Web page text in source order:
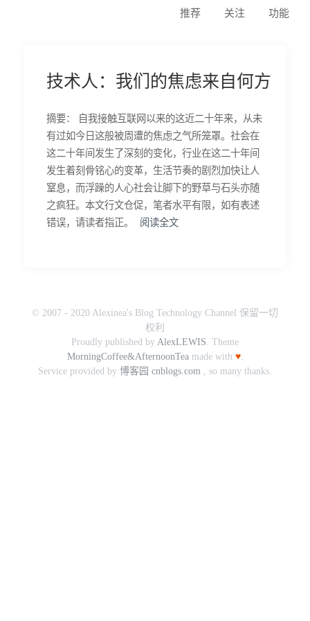
推荐 关注 功能
技术人：我们的焦虑来自何方
摘要： 自我接触互联网以来的这近二十年来，从未
有过如今日这般被周遭的焦虑之气所笼罩。社会在
这二十年间发生了深刻的变化，行业在这二十年间
发生着刻骨铭心的变革，生活节奏的剧烈加快让人
窒息，而浮躁的人心社会让脚下的野草与石头亦随
之疯狂。本文行文仓促，笔者水平有限，如有表述
错误，请读者指正。
阅读全文
© 2007 - 2020 Alexinea's Blog Technology Channel 保留一切
权利
Proudly published by AlexLEWIS. Theme
MorningCoffee&AfternoonTeamade with ♥.
Service provided by 博客园 cnblogs.com , so many thanks.